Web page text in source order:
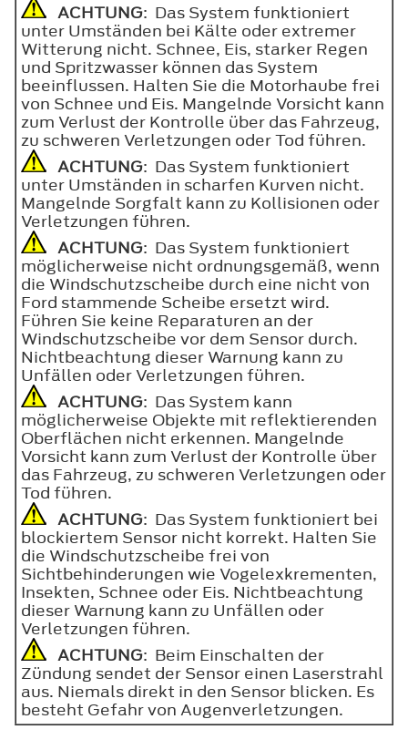
ACHTUNG: Das System funktioniert
unter Umständen bei Kälte oder extremer
Witterung nicht. Schnee, Eis, starker Regen
und Spritzwasser können das System
beeinflussen. Halten Sie die Motorhaube frei
von Schnee und Eis. Mangelnde Vorsicht kann
zum Verlust der Kontrolle über das Fahrzeug,
zu schweren Verletzungen oder Tod führen.
ACHTUNG: Das System funktioniert
unter Umständen in scharfen Kurven nicht.
Mangelnde Sorgfalt kann zu Kollisionen oder
Verletzungen führen.
ACHTUNG: Das System funktioniert
möglicherweise nicht ordnungsgemäß, wenn
die Windschutzscheibe durch eine nicht von
Ford stammende Scheibe ersetzt wird.
Führen Sie keine Reparaturen an der
Windschutzscheibe vor dem Sensor durch.
Nichtbeachtung dieser Warnung kann zu
Unfällen oder Verletzungen führen.
ACHTUNG: Das System kann
möglicherweise Objekte mit reflektierenden
Oberflächen nicht erkennen. Mangelnde
Vorsicht kann zum Verlust der Kontrolle über
das Fahrzeug, zu schweren Verletzungen oder
Tod führen.
ACHTUNG: Das System funktioniert bei
blockiertem Sensor nicht korrekt. Halten Sie
die Windschutzscheibe frei von
Sichtbehinderungen wie Vogelexkrementen,
Insekten, Schnee oder Eis. Nichtbeachtung
dieser Warnung kann zu Unfällen oder
Verletzungen führen.
ACHTUNG: Beim Einschalten der
Zündung sendet der Sensor einen Laserstrahl
aus. Niemals direkt in den Sensor blicken. Es
besteht Gefahr von Augenverletzungen.